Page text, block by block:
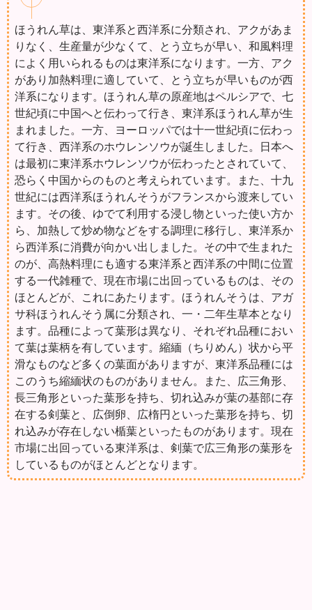
ほうれん草は、東洋系と西洋系に分類され、アクがあま
りなく、生産量が少なくて、とう立ちが早い、和風料理
によく用いられるものは東洋系になります。一方、アク
があり加熱料理に適していて、とう立ちが早いものが西
洋系になります。ほうれん草の原産地はペルシアで、七
世紀頃に中国へと伝わって行き、東洋系ほうれん草が生
まれました。一方、ヨーロッパでは十一世紀頃に伝わっ
て行き、西洋系のホウレンソウが誕生しました。日本へ
は最初に東洋系ホウレンソウが伝わったとされていて、
恐らく中国からのものと考えられています。また、十九
世紀には西洋系ほうれんそうがフランスから渡来してい
ます。その後、ゆでて利用する浸し物といった使い方か
ら、加熱して炒め物などをする調理に移行し、東洋系か
ら西洋系に消費が向かい出しました。その中で生まれた
のが、高熱料理にも適する東洋系と西洋系の中間に位置
する一代雑種で、現在市場に出回っているものは、その
ほとんどが、これにあたります。ほうれんそうは、アガ
サ科ほうれんそう属に分類され、一・二年生草本となり
ます。品種によって葉形は異なり、それぞれ品種におい
て葉は葉柄を有しています。縮緬（ちりめん）状から平
滑なものなど多くの葉面がありますが、東洋系品種には
このうち縮緬状のものがありません。また、広三角形、
長三角形といった葉形を持ち、切れ込みが葉の基部に存
在する剣葉と、広倒卵、広楕円といった葉形を持ち、切
れ込みが存在しない楯葉といったものがあります。現在
市場に出回っている東洋系は、剣葉で広三角形の葉形を
しているものがほとんどとなります。